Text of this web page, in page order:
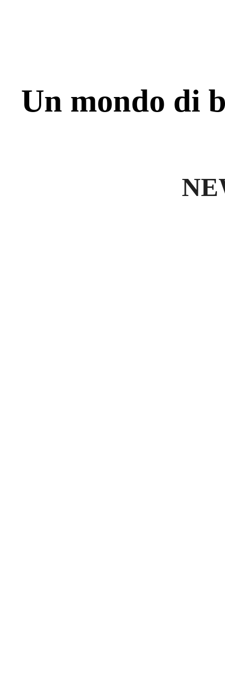
Un mondo di